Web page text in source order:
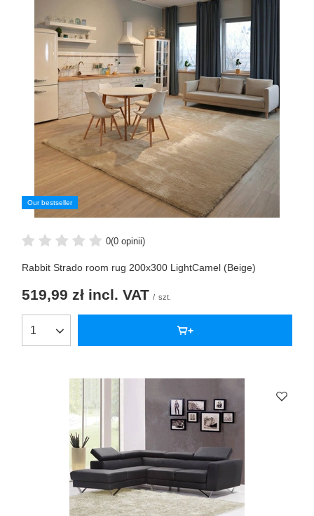
Our bestseller
0(0 opinii)
Rabbit Strado room rug 200x300 LightCamel (Beige)
519,99 zł incl. VAT / szt.